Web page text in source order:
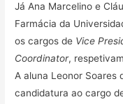
Já Ana Marcelino e
Farmácia da
os cargos de Vice
Coordinator,
A aluna Leonor Soares
candidatura ao cargo